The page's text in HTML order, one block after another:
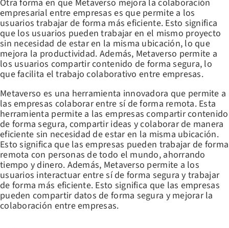
Otra forma en que Metaverso mejora la colaboración
empresarial entre empresas es que permite a los
usuarios trabajar de forma más eficiente. Esto significa
que los usuarios pueden trabajar en el mismo proyecto
sin necesidad de estar en la misma ubicación, lo que
mejora la productividad. Además, Metaverso permite a
los usuarios compartir contenido de forma segura, lo
que facilita el trabajo colaborativo entre empresas.
Metaverso es una herramienta innovadora que permite a
las empresas colaborar entre sí de forma remota. Esta
herramienta permite a las empresas compartir contenido
de forma segura, compartir ideas y colaborar de manera
eficiente sin necesidad de estar en la misma ubicación.
Esto significa que las empresas pueden trabajar de forma
remota con personas de todo el mundo, ahorrando
tiempo y dinero. Además, Metaverso permite a los
usuarios interactuar entre sí de forma segura y trabajar
de forma más eficiente. Esto significa que las empresas
pueden compartir datos de forma segura y mejorar la
colaboración entre empresas.